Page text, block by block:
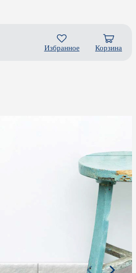
Избранное Корзина